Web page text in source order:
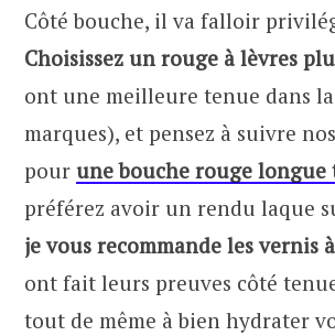
Côté bouche, il va falloir
Choisissez un rouge à lèvres
ont une meilleure tenue dans
marques), et pensez à suivre
pour une bouche rouge longue
préférez avoir un rendu laque
je vous recommande les vernis
ont fait leurs preuves côté
tout de même à bien hydrater